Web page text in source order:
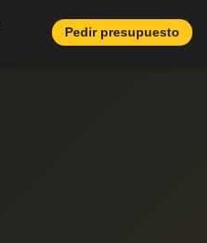
Pedir presupuesto